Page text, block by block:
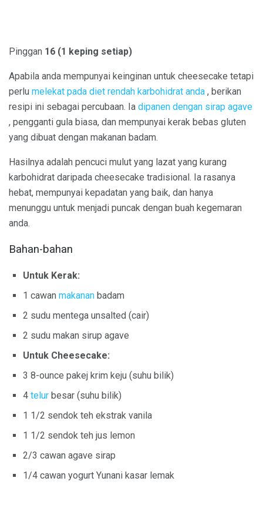
Pinggan 16 (1 keping setiap)
Apabila anda mempunyai keinginan untuk cheesecake tetapi
perlu melekat pada diet rendah karbohidrat anda , berikan
resipi ini sebagai percubaan. Ia dipanen dengan sirap agave
, pengganti gula biasa, dan mempunyai kerak bebas gluten
yang dibuat dengan makanan badam.
Hasilnya adalah pencuci mulut yang lazat yang kurang
karbohidrat daripada cheesecake tradisional. Ia rasanya
hebat, mempunyai kepadatan yang baik, dan hanya
menunggu untuk menjadi puncak dengan buah kegemaran
anda.
Bahan-bahan
Untuk Kerak:
1 cawan makanan badam
2 sudu mentega unsalted (cair)
2 sudu makan sirup agave
Untuk Cheesecake:
3 8-ounce pakej krim keju (suhu bilik)
4 telur besar (suhu bilik)
1 1/2 sendok teh ekstrak vanila
1 1/2 sendok teh jus lemon
2/3 cawan agave sirap
1/4 cawan yogurt Yunani kasar lemak